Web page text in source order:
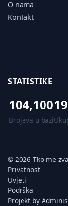
O nama
Kontakt
STATISTIKE
104,100
Brojeva u bazi
© 2026 Tko me
Privatnost
Uvjeti
Podrška
Projekt by